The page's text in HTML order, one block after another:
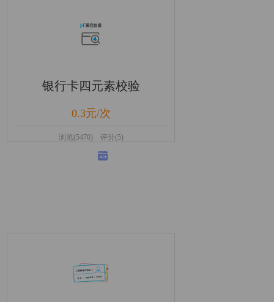
银行卡四元素校验
0.3元/次
浏览(5470) 评分(5)